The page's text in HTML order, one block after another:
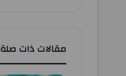
مقالات ذات صلة